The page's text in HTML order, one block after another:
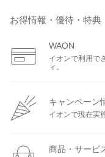
お得情報・優待・特典
WAON
イオンで利用で
ィ。
キャンペーン
イオンで現在実
商品・サービ